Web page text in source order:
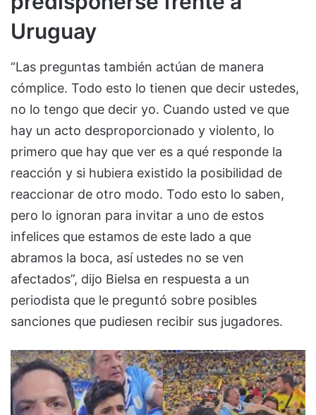
Uruguay
“Las preguntas también actúan de manera
cómplice. Todo esto lo tienen que decir ustedes,
no lo tengo que decir yo. Cuando usted ve que
hay un acto desproporcionado y violento, lo
primero que hay que ver es a qué responde la
reacción y si hubiera existido la posibilidad de
reaccionar de otro modo. Todo esto lo saben,
pero lo ignoran para invitar a uno de estos
infelices que estamos de este lado a que
abramos la boca, así ustedes no se ven
afectados”, dijo Bielsa en respuesta a un
periodista que le preguntó sobre posibles
sanciones que pudiesen recibir sus jugadores.